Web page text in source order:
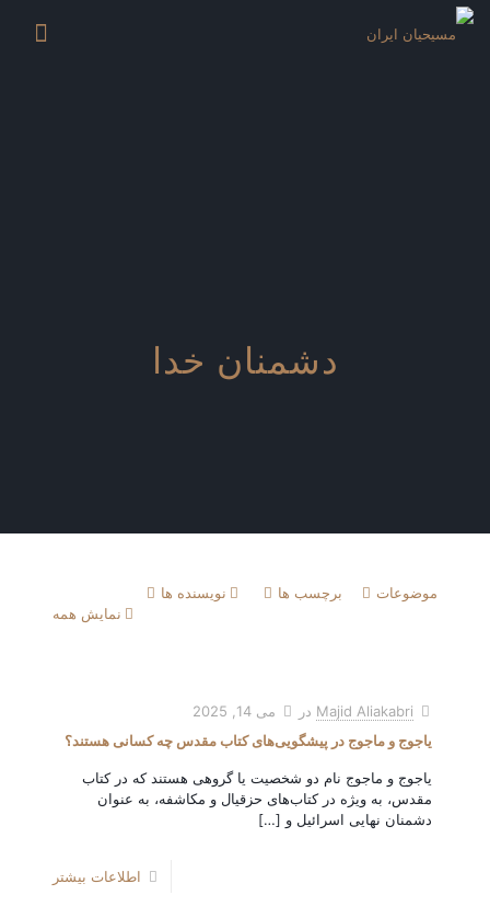
دشمنان خدا
موضوعات برچسب ها
نویسنده ها
نمایش همه
Majid Aliakabri در
می 14, 2025
یاجوج و ماجوج در پیشگویی‌های کتاب مقدس چه کسانی هستند؟
یاجوج و ماجوج نام دو شخصیت یا گروهی هستند که در کتاب
مقدس، به ویژه در کتاب‌های حزقیال و مکاشفه، به عنوان
دشمنان نهایی اسرائیل و […]
اطلاعات بیشتر